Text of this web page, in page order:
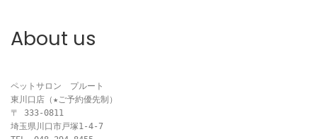
ー
シ
ョ
About us
ペットサロン　プルート
東川口店（★ご予約優先制）
〒 333-0811
埼玉県川口市戸塚1-4-7